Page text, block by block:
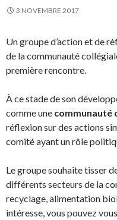
3 NOVEMBRE 2017
Un groupe d’action et de
de la communauté
première rencontre.
À ce stade de son
comme une communauté
réflexion sur des actions
comité ayant un rôle
Le groupe souhaite tisser
différents secteurs de la
recyclage, alimentation
intéresse, vous pouvez